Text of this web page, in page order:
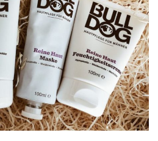
i
t
i
g
k
e
i
t